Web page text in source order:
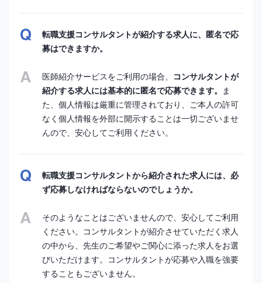
転職支援コンサルタントが紹介する求人に、匿名で応
募はできますか。
医師紹介サービスをご利用の場合、
コンサルタントが
紹介する求人には基本的に匿名で応募できます。 ま
た、個人情報は厳重に管理されており、ご本人の許可
なく個人情報を外部に開示することは一切ございませ
んので、安心してご利用ください。
転職支援コンサルタントから紹介された求人には、必
ず応募しなければならないのでしょうか。
そのようなことはございませんので、安心してご利用
ください。コンサルタントが紹介させていただく求人
の中から、先生のご希望やご関心に添った求人をお選
びいただけます。コンサルタントが応募や入職を強要
することもございません。